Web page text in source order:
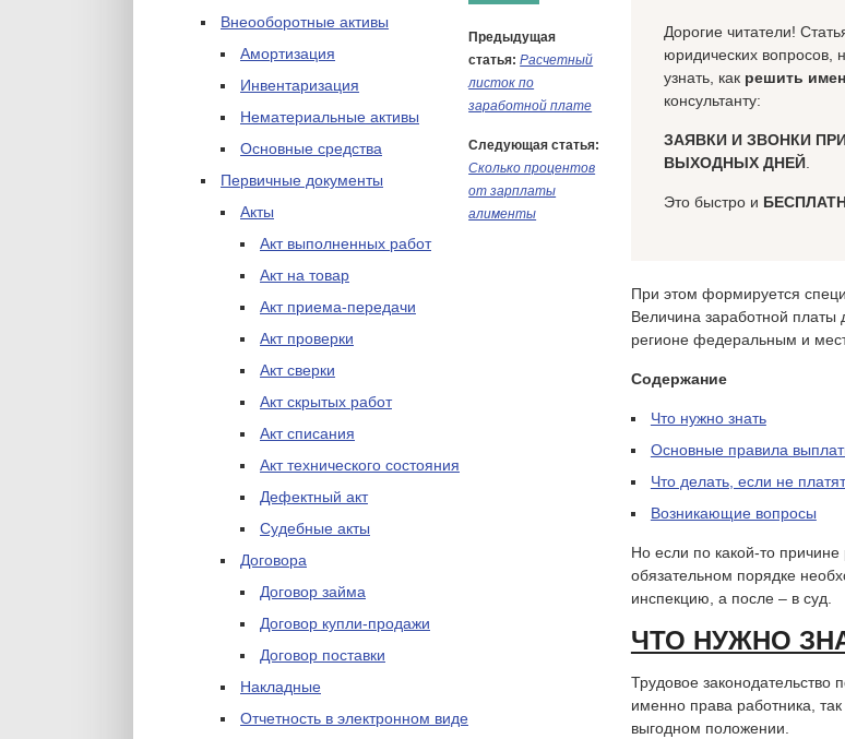
Внеооборотные активы
Амортизация
Инвентаризация
Нематериальные активы
Основные средства
Первичные документы
Акты
Акт выполненных работ
Акт на товар
Акт приема-передачи
Акт проверки
Акт сверки
Акт скрытых работ
Акт списания
Акт технического состояния
Дефектный акт
Судебные акты
Договора
Договор займа
Договор купли-продажи
Договор поставки
Накладные
Отчетность в электронном виде
Предыдущая
статья: Расчетный
листок по
заработной плате
Следующая статья:
Сколько процентов
от зарплаты
алименты
Дорогие читатели!
юридических вопросов,
узнать, как решить
консультанту:
ЗАЯВКИ И ЗВОНКИ
ВЫХОДНЫХ ДНЕЙ.
Это быстро и
При этом формируется
Величина заработной
регионе федеральным и
Содержание
Что нужно знать
Основные правила
Что делать, если не
Возникающие вопросы
Но если по какой-то причине
обязательном порядке
инспекцию, а после – в суд.
ЧТО НУЖНО
Трудовое
именно права работника,
выгодном положении.